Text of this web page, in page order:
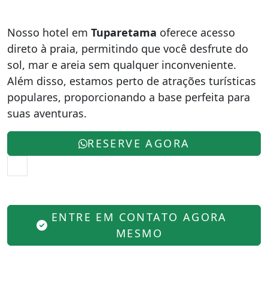
Nosso hotel em Tuparetama oferece acesso
direto à praia, permitindo que você desfrute do
sol, mar e areia sem qualquer inconveniente.
Além disso, estamos perto de atrações turísticas
populares, proporcionando a base perfeita para
suas aventuras.
RESERVE AGORA
ENTRE EM CONTATO AGORA
MESMO